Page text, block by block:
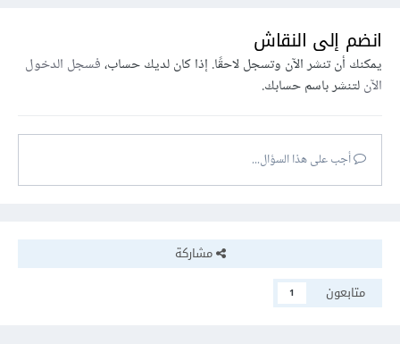
انضم إلى النقاش
يمكنك أن تنشر الآن وتسجل لاحقًا. إذا كان لديك حساب،فسجل الدخول
الآنلتنشر باسم حسابك.
أجب على هذا السؤال...
مشاركة
متابعون
1